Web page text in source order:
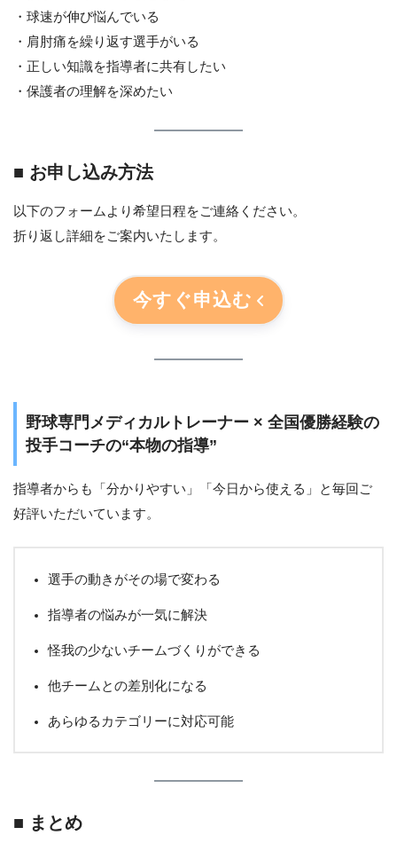
・球速が伸び悩んでいる
・肩肘痛を繰り返す選手がいる
・正しい知識を指導者に共有したい
・保護者の理解を深めたい
■ お申し込み方法
以下のフォームより希望日程をご連絡ください。
折り返し詳細をご案内いたします。
今すぐ申込む
野球専門メディカルトレーナー × 全国優勝経験の
投手コーチの“本物の指導”
指導者からも「分かりやすい」「今日から使える」と毎回ご
好評いただいています。
選手の動きがその場で変わる
指導者の悩みが一気に解決
怪我の少ないチームづくりができる
他チームとの差別化になる
あらゆるカテゴリーに対応可能
■ まとめ